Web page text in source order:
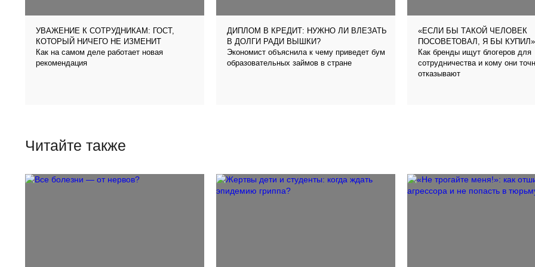
УВАЖЕНИЕ К СОТРУДНИКАМ: ГОСТ,
КОТОРЫЙ НИЧЕГО НЕ ИЗМЕНИТ
Как на самом деле работает новая
рекомендация
ДИПЛОМ В КРЕДИТ: НУЖНО ЛИ ВЛЕЗАТЬ
В ДОЛГИ РАДИ ВЫШКИ?
Экономист объяснила к чему приведет бум
образовательных займов в стране
«ЕСЛИ БЫ ТАКОЙ ЧЕЛОВЕК
ПОСОВЕТОВАЛ, Я БЫ КУПИЛ»
Как бренды ищут блогеров для
сотрудничества и кому они
отказывают
Читайте также